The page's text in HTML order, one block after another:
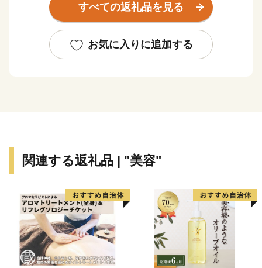
平野が広がる、南部の美濃地方。「飛山濃水」（飛騨の
界に誇るぎふの宝物です。
すべての返礼品を見る
お気に入りに追加する
関連する返礼品 | "美容"